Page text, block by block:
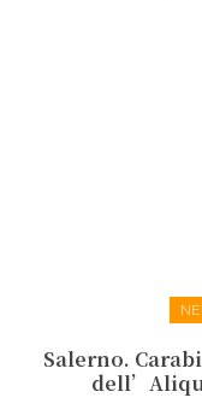
Salerno.